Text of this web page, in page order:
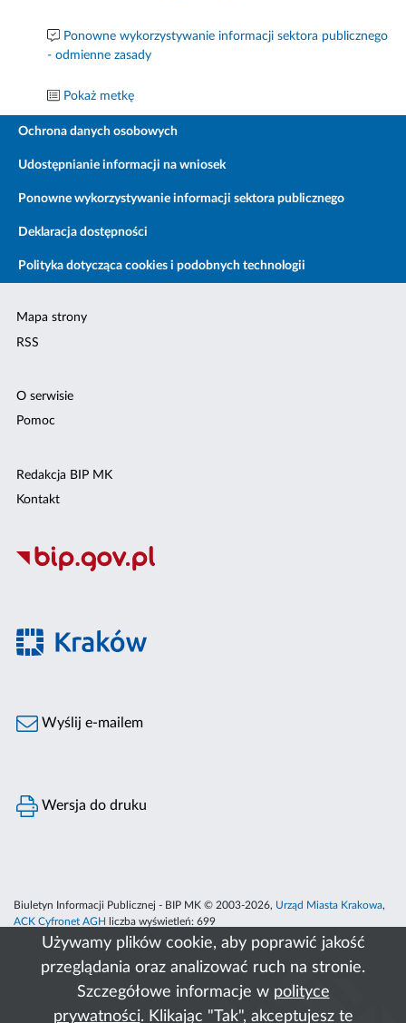
Używamy plików cookie, aby poprawić jakość
przeglądania oraz analizować ruch na stronie.
Szczegółowe informacje w polityce
prywatności. Klikając "Tak", akceptujesz te
Ponowne wykorzystywanie informacji sektora publicznego
- odmienne zasady
Pokaż metkę
Ochrona danych osobowych
Udostępnianie informacji na wniosek
Ponowne wykorzystywanie informacji sektora publicznego
Deklaracja dostępności
Polityka dotycząca cookies i podobnych technologii
Mapa strony
RSS
O serwisie
Pomoc
Redakcja BIP MK
Kontakt
Wyślij e-mailem
Wersja do druku
Biuletyn Informacji Publicznej - BIP MK © 2003-2026, Urząd Miasta Krakowa,
ACK Cyfronet AGH
liczba wyświetleń: 699